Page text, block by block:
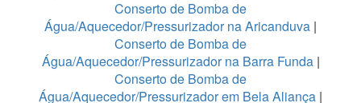
Conserto de Bomba de
Água/Aquecedor/Pressurizador na Aricanduva |
Conserto de Bomba de
Água/Aquecedor/Pressurizador na Barra Funda |
Conserto de Bomba de
Água/Aquecedor/Pressurizador em Bela Aliança |